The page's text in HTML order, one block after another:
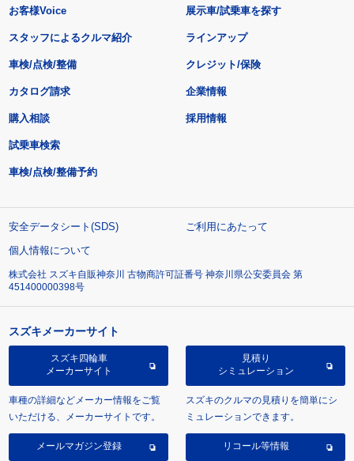
お客様Voice
スタッフによるクルマ紹介
展示車/試乗車を探す
ラインアップ
車検/点検/整備 クレジット/保険
カタログ請求
購入相談
試乗車検索
車検/点検/整備予約
企業情報
採用情報
安全データシート(SDS)
ご利用にあたって
個人情報について
株式会社 スズキ自販神奈川 古物商許可証番号 神奈川県公安委員会 第
451400000398号
スズキメーカーサイト
スズキ四輪車
メーカーサイト
車種の詳細などメーカー情報をご覧
いただける、メーカーサイトです。
見積り
シミュレーション
スズキのクルマの見積りを簡単にシ
ミュレーションできます。
メールマガジン登録 リコール等情報